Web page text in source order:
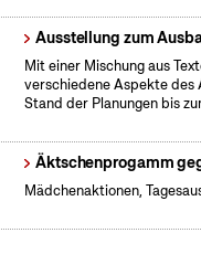
Ausstellung zum
Mit einer Mischung aus
verschiedene Aspekte des
Stand der Planungen bis
Äktschenprogamm
Mädchenaktionen,